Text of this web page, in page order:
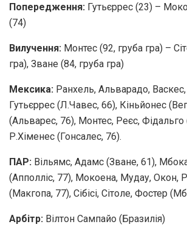
Попередження: Гутьєррес (23) –
(74)
Вилучення: Монтес (92, груба гра) –
гра), Зване (84, груба гра)
Мексика: Ранхель, Альварадо,
Гутьєррес (Л.Чавес, 66), Кіньйонес
(Альварес, 76), Монтес, Реєс,
Р.Хіменес (Гонсалес, 76).
ПАР: Вільямс, Адамс (Зване, 61),
(Апполліс, 77), Мокоена, Мудау, Окон,
(Макгопа, 77), Сібісі, Сітоле, Фостер
Арбітр: Вілтон Сампайо (Бразилія)